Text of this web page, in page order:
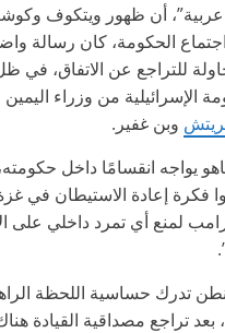
أن ظهور ويتكوف
الحكومة، كان رسالة
للتراجع عن الاتفاق، في
الإسرائيلية من وزراء اليمين
وبن غفير.
يواجه انقسامًا داخل
فكرة إعادة الاستيطان في
لمنع أي تمرد داخلي على
تدرك حساسية اللحظة
بعد تراجع مصداقية القيادة